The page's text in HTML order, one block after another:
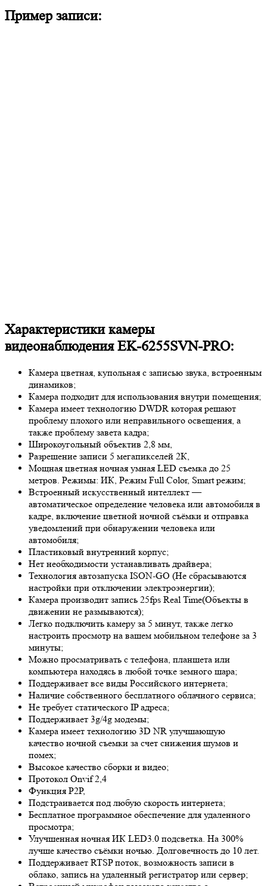
Пример записи:
Характеристики камеры
видеонаблюдения EK-6255SVN-PRO:
Камера цветная, купольная с записью звука, встроенным
динамиков;
Камера подходит для использования внутри помещения;
Камера имеет технологию DWDR которая решают
проблему плохого или неправильного освещения, а
также проблему завета кадра;
Широкоугольный объектив 2,8 мм,
Разрешение записи 5 мегапикселей 2К,
Мощная цветная ночная умная LED съемка до 25
метров. Режимы: ИК, Режим Full Color, Smart режим;
Встроенный искусственный интеллект —
автоматическое определение человека или автомобиля в
кадре, включение цветной ночной съёмки и отправка
уведомлений при обнаружении человека или
автомобиля;
Пластиковый внутренний корпус;
Нет необходимости устанавливать драйвера;
Технология автозапуска ISON-GO (Не сбрасываются
настройки при отключении электроэнергии);
Камера производит запись 25fps Real Time(Объекты в
движении не размываются);
Легко подключить камеру за 5 минут, также легко
настроить просмотр на вашем мобильном телефоне за 3
минуты;
Можно просматривать с телефона, планшета или
компьютера находясь в любой точке земного шара;
Поддерживает все виды Российского интернета;
Наличие собственного бесплатного облачного сервиса;
Не требует статического IP адреса;
Поддерживает 3g/4g модемы;
Камера имеет технологию 3D NR улучшающую
качество ночной съемки за счет снижения шумов и
помех;
Высокое качество сборки и видео;
Протокол Onvif 2,4
Функция P2P,
Подстраивается под любую скорость интернета;
Бесплатное программное обеспечение для удаленного
просмотра;
Улучшенная ночная ИК LED3.0 подсветка. На 300%
лучше качество съёмки ночью. Долговечность до 10 лет.
Поддерживает RTSP поток, возможность записи в
облако, запись на удаленный регистратор или сервер;